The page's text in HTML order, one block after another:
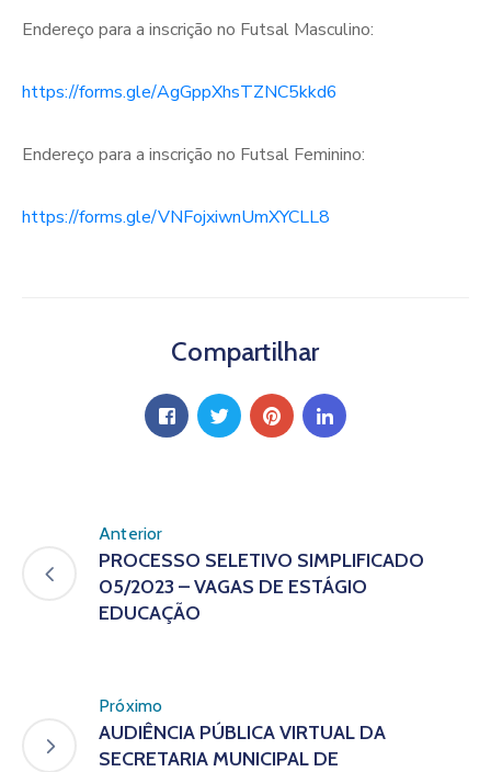
Endereço para a inscrição no Futsal Masculino:
https://forms.gle/AgGppXhsTZNC5kkd6
Endereço para a inscrição no Futsal Feminino:
https://forms.gle/VNFojxiwnUmXYCLL8
Compartilhar
Anterior
PROCESSO SELETIVO SIMPLIFICADO
05/2023 – VAGAS DE ESTÁGIO
EDUCAÇÃO
Próximo
AUDIÊNCIA PÚBLICA VIRTUAL DA
SECRETARIA MUNICIPAL DE